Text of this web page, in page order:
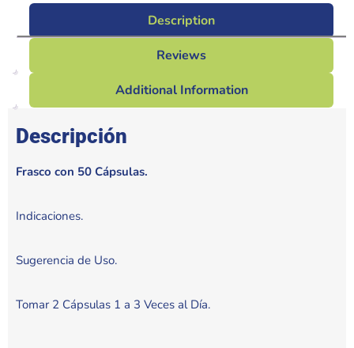
Description
Reviews
Additional Information
Descripción
Frasco con 50 Cápsulas.
Indicaciones.
Sugerencia de Uso.
Tomar 2 Cápsulas 1 a 3 Veces al Día.